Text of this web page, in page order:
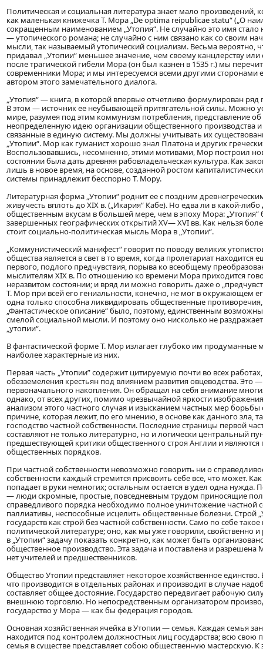
Политическая и социальная литература знает мало
как маленькая книжечка Т. Мора „De optima reipublicae statu“ („О
сокращенным наименованием „Утопия“. Не случайно это имя
— утопического романа; не случайно с ним связано как со своим
мысли, так называемый утопический социализм. Весьма вероятно,
придавал „Утопии“ меньшее значение, чем своему канцлерству или
после трагической гибели Мора (он был казнен в 1535 г.) мы
современники Мора; и мы интересуемся всеми другими сторонами
автором этого замечательного диалога.
„Утопия“ — книга, в которой впервые отчетливо формулирован
В этом — источник ее неубывающей притягательной силы. Можно
мире, разумея под этим коммунизм потребления, представление
неопределенную идею организации общественного производства
связанные в единую систему. Мы должны учитывать их
„Утопии“. Мор как гуманист хорошо знал Платона и других
Воспользовавшись, несомненно, этими мотивами, Мор построил
состоянии была дать древняя рабовладельческая культура. Как
лишь в новое время, на основе, созданной ростом
системы принадлежит бесспорно Т. Мору.
Литературная форма „Утопии“ роднит ее с поздним
живучесть вплоть до XIX в. („Икария“ Кабе). Но едва ли в какой-
общественным вкусам в большей мере, чем в эпоху Мора:
завершенных географических открытий XV— XVI вв. Как нельзя
стоит социально-политическая мысль Мора в „Утопии“.
„Коммунистический манифест“ говорит по поводу великих
общества является в свет в то время, когда пролетариат находится
первого, подлого предчувствия, порыва ко всеобщему
мыслителям XIX в. По отношению ко времени Мора приходится
неразвитом состоянии; и вряд ли можно говорить даже о
Т. Мор при всей его гениальности, конечно, не мог в окружающем
одна только способна ликвидировать общественные
„Фантастическое описание“ было, поэтому, единственным
смелой социальной мысли. И поэтому оно нисколько не
„утопии“.
В фантастической форме Т. Мор излагает глубоко им
наиболее характерные из них.
Первая часть „Утопии” содержит цитируемую почти во всех
обезземеления крестьян под влиянием развития овцеводства. Это
первоначального накопления. Он обращал на себя внимание
однако, от всех других, помимо чрезвычайной яркости
анализом этого частного случая и изысканием частных мер
причине, которая лежит, по его мнению, в основе как данного
господство частной собственности. Последние страницы первой
составляют не только литературно, но и логически центральный
предшествующей критики общественного строя Англии и
общественных порядков.
При частной собственности невозможно говорить ни о
собственности каждый стремится присвоить себе все, что может.
попадает в руки немногих; остальным остается в удел одна
— люди скромные, простые, повседневным трудом приносящие
справедливого порядка необходимо полное уничтожение частной
паллиативы, неспособные исцелить общественные болезни. Строй
государств как строй без частной собственности. Само по себе
политической литературе; оно, как мы уже говорили,
в „Утопии“ задачу показать конкретно, как может быть
общественное производство. Эта задача и поставлена и
нет учителей и предшественников.
Общество Утопии представляет некоторое хозяйственное единство.
что производится в отдельных районах и производит в случае
составляет общее достояние. Государство передвигает рабочую
внешнюю торговлю. Но непосредственным организатором
государство у Мора — как бы федерация городов.
Основная хозяйственная ячейка в Утопии — семья. Каждая семья
находится под контролем должностных лиц государства; всю свою
семья в существе представляет собою общественную мастерскую.